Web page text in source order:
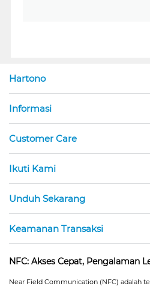
Hartono
Informasi
Customer Care
Ikuti Kami
Unduh Sekarang
Keamanan Transaksi
NFC: Akses Cepat, Pengalaman
Near Field Communication (NFC) adalah